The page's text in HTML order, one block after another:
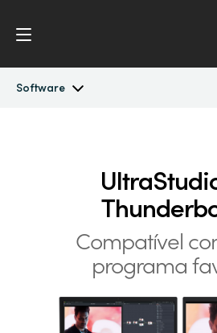
Software
Instalação
Brazil
Canada
China
Compatível
programa